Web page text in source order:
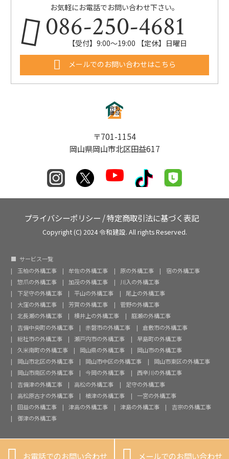
お気軽にお電話でお問い合わせ下さい。
086-250-4681
【受付】9:00〜19:00 【定休】日曜日
メールでのお問い合わせはこちら
〒701-1154
岡山県岡山市北区田益617
プライバシーポリシー /特定商取引法に基づく表記
Copyright (C) 2024 令和建設. All rights Reserved.
サービス一覧
玉柏の外構工事
牟佐の外構工事 原の外構工事
宿の外構工事
惣爪の外構工事
加茂の外構工事
川入の外構工事
下足守の外構工事
平山の外構工事
尾上の外構工事
大窪の外構工事
芳賀の外構工事
菅野の外構工事
北長瀬の外構工事
横井上の外構工事
庭瀬の外構工事
吉備中央町の外構工事
赤磐市の外構工事
倉敷市の外構工事
総社市の外構工事
瀬戸内市の外構工事
早島町の外構工事
久米南町の外構工事
岡山県の外構工事
岡山市の外構工事
岡山市北区の外構工事
岡山市中区の外構工事
岡山市東区の外構工事
岡山市南区の外構工事
今岡の外構工事
西辛川の外構工事
吉備津の外構工事
高松の外構工事
足守の外構工事
高松原古才の外構工事
楢津の外構工事
一宮の外構工事
田益の外構工事
津高の外構工事 津島の外構工事
吉宗の外構工事
御津の外構工事
お電話でのお問い合わせ メールでのお問い合わせ